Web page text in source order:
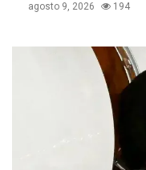
agosto 9, 2026 194